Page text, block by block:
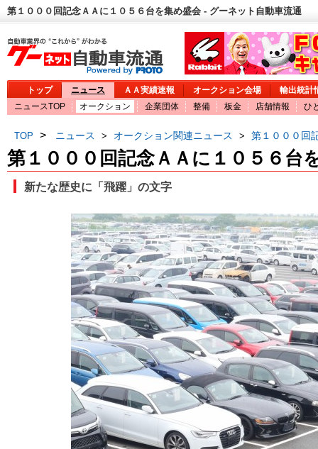
第１０００回記念ＡＡに１０５６台を集め盛会 - グーネット自動車流通
トップ ニュース ＡＡ実績速報 オークション会場
輸出統計
ニュースTOP
オークション 企業団体 整備 板金 店舗情報 ひ
TOP > ニュース > オークション関連ニュース > 第１０００回
第１０００回記念ＡＡに１０５６台
新たな歴史に「飛躍」の文字